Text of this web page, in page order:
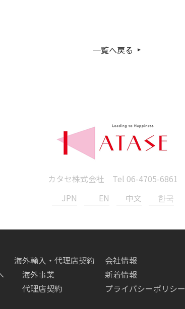
一覧へ戻る
カタセ株式会社 Tel 06-4705-6861
JPN
EN 中文 한국
海外輸入・代理店契約
海外事業
代理店契約
会社情報
新着情報
プライバシーポリシー